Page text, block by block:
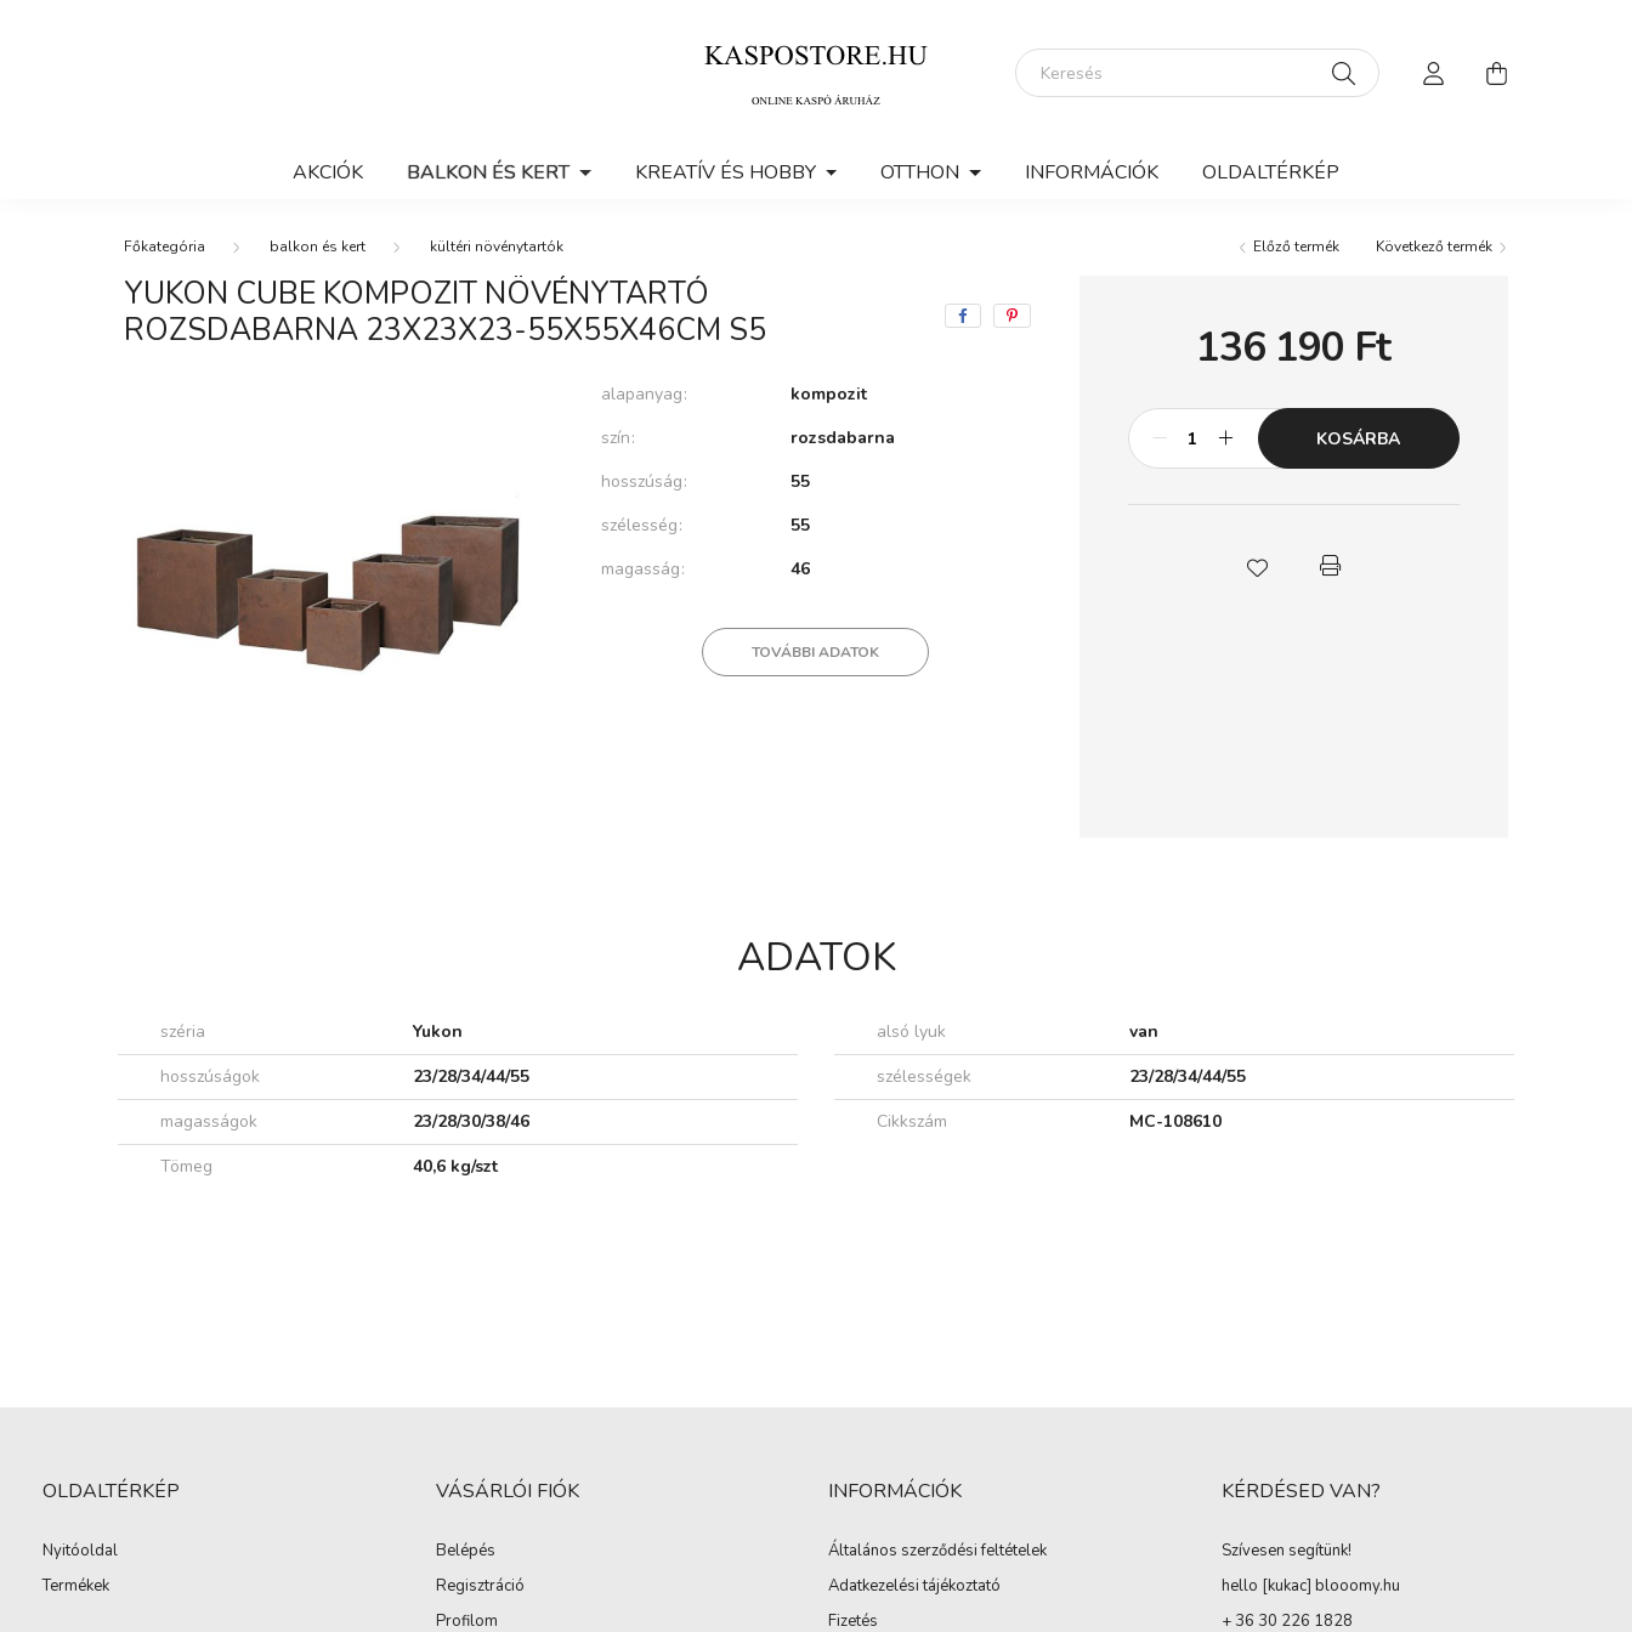
AKCIÓK BALKON ÉS KERT KREATÍV ÉS HOBBY OTTHON INFORMÁCIÓK OLDALTÉRKÉP
balkon és kert kültéri növénytartók Előző termék Következő termék
YUKON CUBE KOMPOZIT NÖVÉNYTARTÓ
ROZSDABARNA 23X23X23-55X55X46CM S5
alapanyag
kompozit
szín
rozsdabarna
hosszúság
55
szélesség
55
magasság
46
TOVÁBBI ADATOK
136 190 Ft
KOSÁRBA
ADATOK
széria Yukon alsó lyuk
van
hosszúságok
23/28/34/44/55 szélességek
23/28/34/44/55
magasságok
23/28/30/38/46 Cikkszám
MC-108610
Tömeg
40,6 kg/szt
OLDALTÉRKÉP
Nyitóoldal
Termékek
VÁSÁRLÓI FIÓK
Belépés
Regisztráció
Profilom
INFORMÁCIÓK
Általános szerződési feltételek
Adatkezelési tájékoztató
Fizetés
KÉRDÉSED VAN?
Szívesen segítünk!
hello [kukac] blooomy.hu
+ 36 30 226 1828